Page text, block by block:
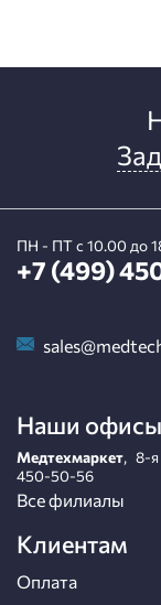
ПН - ПТ с 10.00 до
+7 (499)
Наши офисы
Медтехмаркет, 8-я
450-50-56
Все филиалы
Клиентам
Оплата